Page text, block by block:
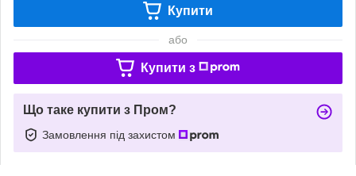
Купити
або
Купити з
Що таке купити з Пром?
Замовлення під захистом